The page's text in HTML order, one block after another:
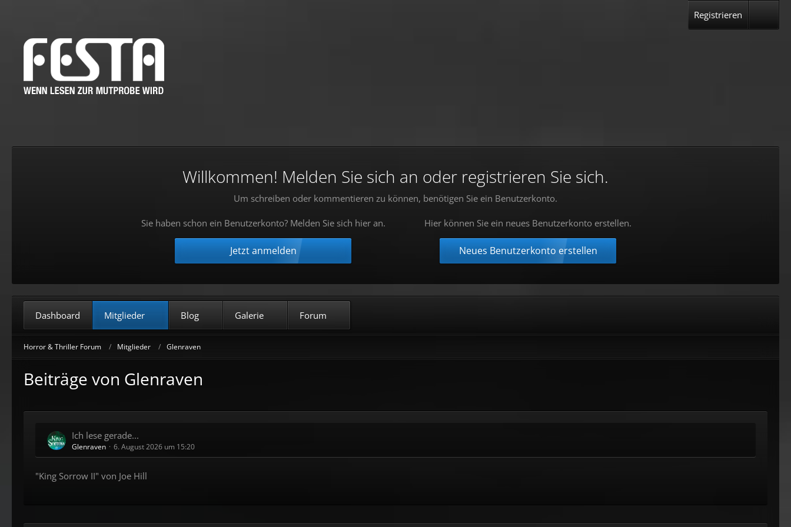
Willkommen! Melden Sie sich an oder registrieren Sie sich.
Um schreiben oder kommentieren zu können, benötigen Sie ein Benutzerkonto.
Sie haben schon ein Benutzerkonto? Melden Sie sich hier an.
Jetzt anmelden
Hier können Sie ein neues Benutzerkonto erstellen.
Neues Benutzerkonto erstellen
Dashboard Mitglieder Blog Galerie Forum
Registrieren
Horror & Thriller Forum Mitglieder Glenraven
Beiträge von Glenraven
Ich lese gerade...
Glenraven 6. August 2026 um 15:20
"King Sorrow II" von Joe Hill